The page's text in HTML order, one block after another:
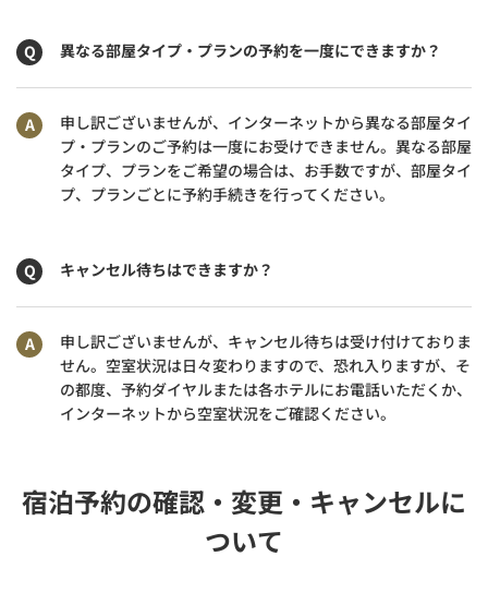
異なる部屋タイプ・プランの予約を一度にできますか？
申し訳ございませんが、インターネットから異なる部屋タイ
プ・プランのご予約は一度にお受けできません。異なる部屋
タイプ、プランをご希望の場合は、お手数ですが、部屋タイ
プ、プランごとに予約手続きを行ってください。
キャンセル待ちはできますか？
申し訳ございませんが、キャンセル待ちは受け付けておりま
せん。空室状況は日々変わりますので、恐れ入りますが、そ
の都度、予約ダイヤルまたは各ホテルにお電話いただくか、
インターネットから空室状況をご確認ください。
宿泊予約の確認・変更・キャンセルに
ついて